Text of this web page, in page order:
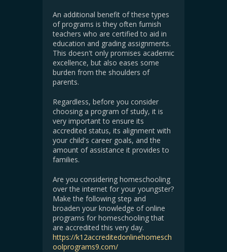
An additional benefit of these types
of programs is they often furnish
teachers who are certified to aid in
education and grading assignments.
This doesn't only promises academic
excellence, but also eases some
burden from the shoulders of
parents.
Regardless, before you consider
choosing a program of study, it is
very important to ensure its
accredited status, its alignment with
your child's career goals, and the
amount of assistance it provides to
families.
Are you considering homeschooling
over the internet for your youngster?
Make the following step and
broaden your knowledge of online
programs for homeschooling that
are accredited this very day.
https://k12accreditedonlinehomesch
oolprograms9.com/